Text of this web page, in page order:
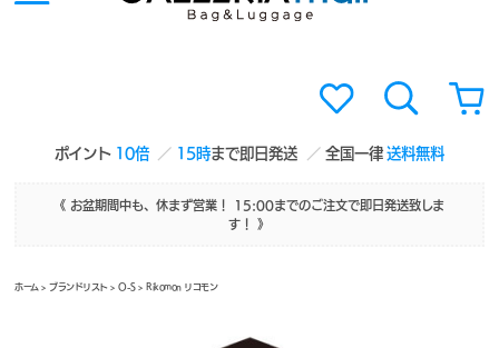
ポイント 10倍 15時まで即日発送 全国一律送料無料
《 お盆期間中も、休まず営業！ 15:00までのご注文で即日発送致しま
す！ 》
ホーム >ブランドリスト>O-S> Rikomon リコモン